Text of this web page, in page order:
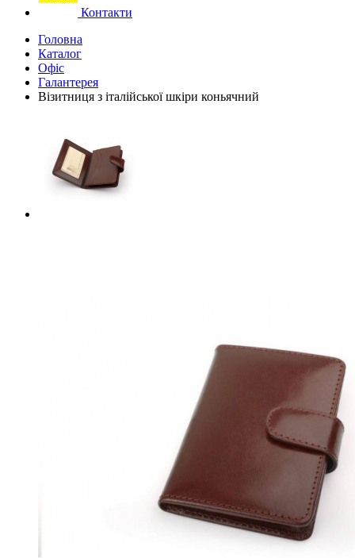
Контакти
Головна
Каталог
Офіс
Галантерея
Візитниця з італійської шкіри коньячний